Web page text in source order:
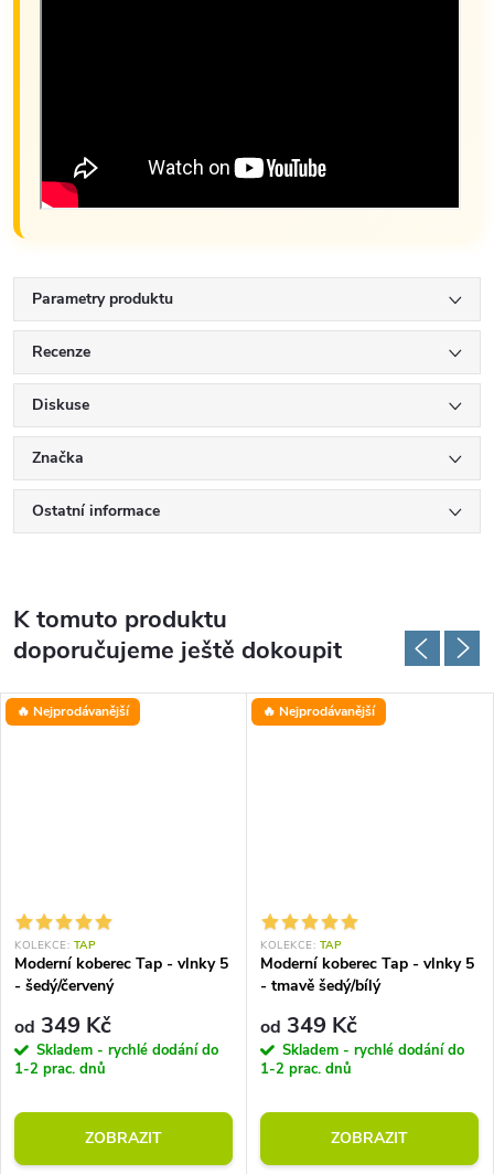
Parametry produktu
Recenze
Diskuse
Značka
Ostatní informace
K tomuto produktu
doporučujeme ještě dokoupit
🔥 Nejprodávanější
KOLEKCE: TAP
Moderní koberec Tap - vlnky 5
- šedý/červený
od 349 Kč
Skladem - rychlé dodání do
1-2 prac. dnů
ZOBRAZIT
🔥 Nejprodávanější
KOLEKCE: TAP
Moderní koberec Tap - vlnky 5
- tmavě šedý/bílý
od 349 Kč
Skladem - rychlé dodání do
1-2 prac. dnů
ZOBRAZIT